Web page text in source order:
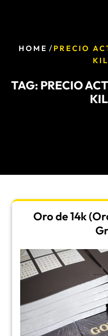
HOME / PRECIO
TAG: PRECIO
Oro de 14k